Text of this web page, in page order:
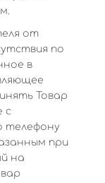
от
по
в
Товар
с
телефону
при
на